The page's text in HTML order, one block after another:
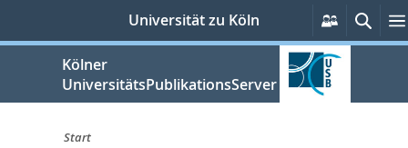
springen
Universität zu Köln
Services
Kölner
UniversitätsPublikationsServer
Start